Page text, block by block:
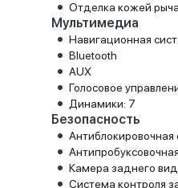
Отделка кожей
Мультимедиа
Навигационная
Bluetooth
AUX
Голосовое
Динамики: 7
Безопасность
Антиблокировочная
Камера заднего
Система контроля